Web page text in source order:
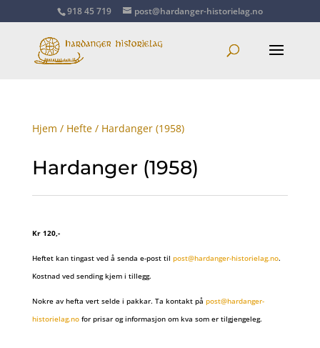
918 45 719 post@hardanger-historielag.no
Hjem / Hefte/ Hardanger (1958)
Hardanger (1958)
Kr 120,-
Heftet kan tingast ved å senda e-post til post@hardanger-historielag.no.
Kostnad ved sending kjem i tillegg.
Nokre av hefta vert selde i pakkar. Ta kontakt på post@hardanger-
historielag.nofor prisar og informasjon om kva som er tilgjengeleg.